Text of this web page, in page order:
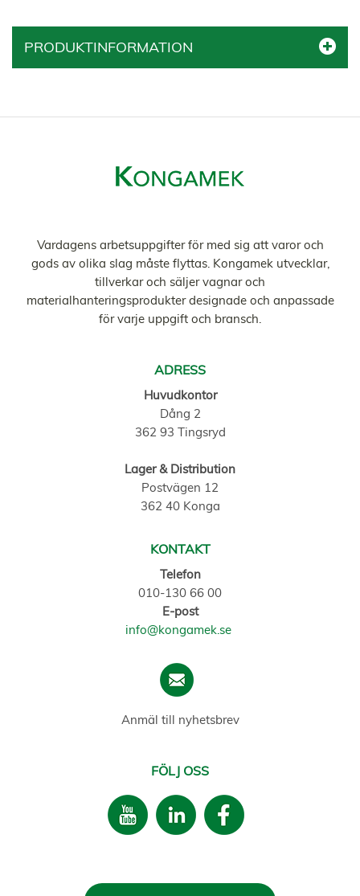
PRODUKTINFORMATION
Vardagens arbetsuppgifter för med sig att varor och
gods av olika slag måste flyttas. Kongamek utvecklar,
tillverkar och säljer vagnar och
materialhanteringsprodukter designade och anpassade
för varje uppgift och bransch.
ADRESS
Huvudkontor
Dång 2
362 93 Tingsryd
Lager & Distribution
Postvägen 12
362 40 Konga
KONTAKT
Telefon
010-130 66 00
E-post
info@kongamek.se
Anmäl till nyhetsbrev
FÖLJ OSS